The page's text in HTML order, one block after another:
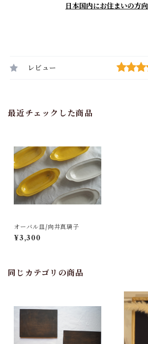
日本国内にお住まいの方
レビュー
最近チェックした商品
オーバル皿/向井真璃子
¥3,300
同じカテゴリの商品